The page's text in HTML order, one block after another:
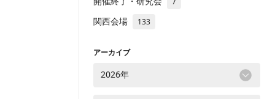
関西会場 133
アーカイブ
2026年